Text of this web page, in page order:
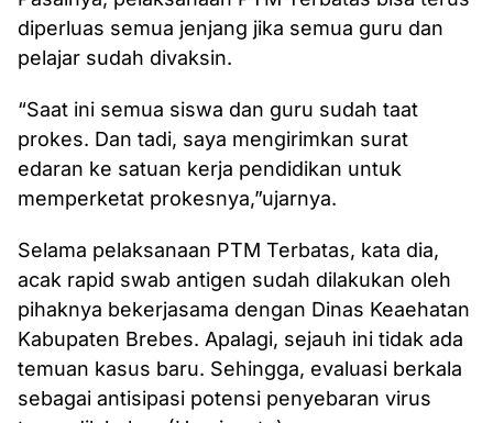
diperluas semua jenjang jika semua guru dan
pelajar sudah divaksin.
“Saat ini semua siswa dan guru sudah taat
prokes. Dan tadi, saya mengirimkan surat
edaran ke satuan kerja pendidikan untuk
memperketat prokesnya,”ujarnya.
Selama pelaksanaan PTM Terbatas, kata dia,
acak rapid swab antigen sudah dilakukan oleh
pihaknya bekerjasama dengan Dinas Keaehatan
Kabupaten Brebes. Apalagi, sejauh ini tidak ada
temuan kasus baru. Sehingga, evaluasi berkala
sebagai antisipasi potensi penyebaran virus